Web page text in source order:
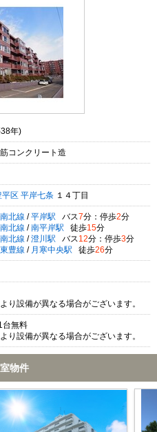
年)
コンクリート造
平区 平岸七条 １４丁目
北線 / 平岸駅 バス7分：停歩2分
北線 / 南平岸駅 徒歩15分
北線 / 澄川駅 バス 12分：停歩3分
豊線 / 月寒中央駅 徒歩26分
り設備が異なる場合がございます。
台無料
り設備が異なる場合がございます。
物件